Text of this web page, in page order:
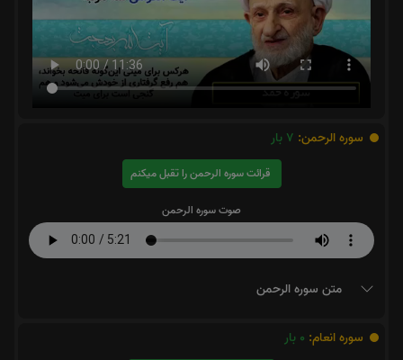
سوره الرحمن: 7 بار
قرائت سوره الرحمن را تقبل میکنم
صوت سوره الرحمن
متن سوره الرحمن
سوره انعام: 0 بار